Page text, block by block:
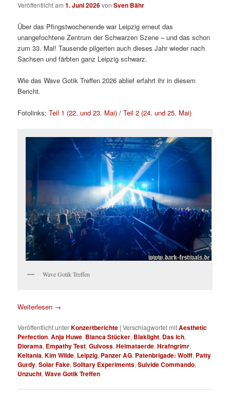
Veröffentlicht am1. Juni 2026vonSven Bähr
Über das Pfingstwochenende war Leipzig erneut das
unangefochtene Zentrum der Schwarzen Szene – und das schon
zum 33. Mal! Tausende pilgerten auch dieses Jahr wieder nach
Sachsen und färbten ganz Leipzig schwarz.
Wie das Wave Gotik Treffen 2026 ablief erfahrt ihr in diesem
Bericht.
Fotolinks:Teil 1 (22. und 23. Mai) /Teil 2 (24. und 25. Mai)
Wave Gotik Treffen
Weiterlesen →
Veröffentlicht unterKonzertberichte |Verschlagwortet mitAesthetic
Perfection,Anja Huwe, Bianca Stücker, Blaklight, Das Ich,
Diorama, Empathy Test,Gulvoss,Heimataerde,Hrafngrimr,
Keltania,Kim Wilde, Leipzig, Panzer AG, Patenbrigade: Wolff, Patty
Gurdy,Solar Fake,Solitary Experiments,Suivide Commando,
Unzucht,Wave Gotik Treffen